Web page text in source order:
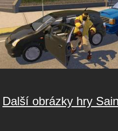
Další obrázky hry